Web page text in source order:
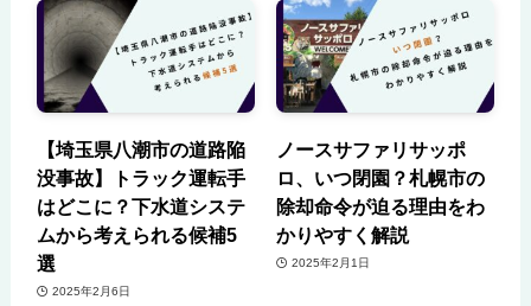
【埼玉県八潮市の道路陥
没事故】トラック運転手
はどこに？下水道システ
ムから考えられる候補5
選
2025年2月6日
ノースサファリサッポ
ロ、いつ閉園？札幌市の
除却命令が迫る理由をわ
かりやすく解説
2025年2月1日